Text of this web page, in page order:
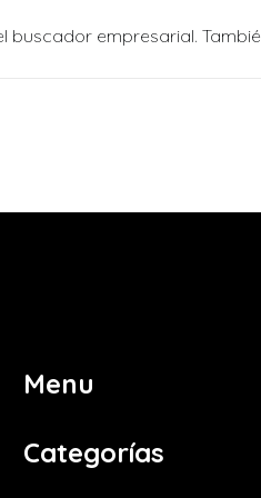
buscador empresarial.
Menu
Categorías